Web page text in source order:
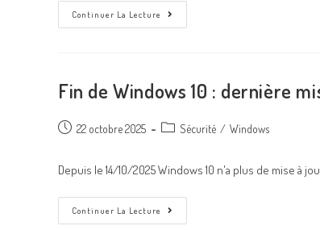
Continuer La Lecture
Fin de Windows 10 : dernière
22 octobre 2025 Sécurité / Windows
Depuis le 14/10/2025 Windows 10 n'a plus de mise à
Continuer La Lecture